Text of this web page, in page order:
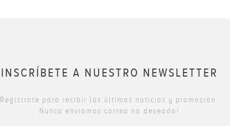
INSCRÍBETE A NUESTRO NEWSLETTER
Registrate para recibir las últimas noticias y promoción.
Nunca enviamos correo no deseado!